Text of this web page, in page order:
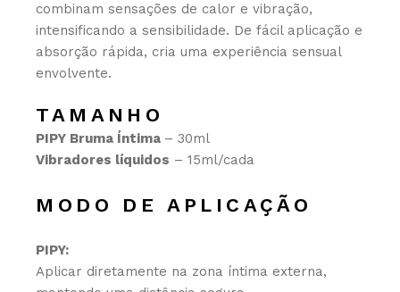
combinam sensações de calor e vibração,
intensificando a sensibilidade. De fácil aplicação e
absorção rápida, cria uma experiência sensual
envolvente.
TAMANHO
PIPY Bruma Íntima – 30ml
Vibradores líquidos – 15ml/cada
MODO DE APLICAÇÃO
PIPY:
Aplicar diretamente na zona íntima externa,